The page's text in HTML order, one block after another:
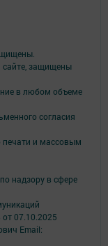
защищены
в любом объеме
согласия
печати и массовым
надзору в сфере
07.10.2025
Email: